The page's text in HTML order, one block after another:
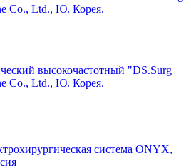
высокочастотный "DS.Surg
Co., Ltd., Ю. Корея.